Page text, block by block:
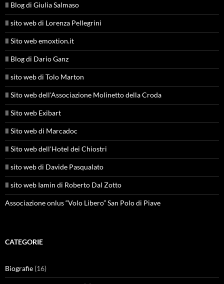
Il Blog di Giulia Salmaso
Il sito web di Lorenza Pellegrini
Il Sito web emoxtion.it
Il Blog di Dario Ganz
Il sito web di Tolo Marton
Il Sito web dell'Associazione Molinetto della Croda
Il Sito web Exibart
Il Sito web di Marcadoc
Il Sito web dell'Hotel dei Chiostri
Il sito web di Davide Pasqualato
Il sito web Iamin di Roberto Dal Zotto
Associazione onlus “Volo Libero” San Polo di Piave
CATEGORIE
Biografie (16)